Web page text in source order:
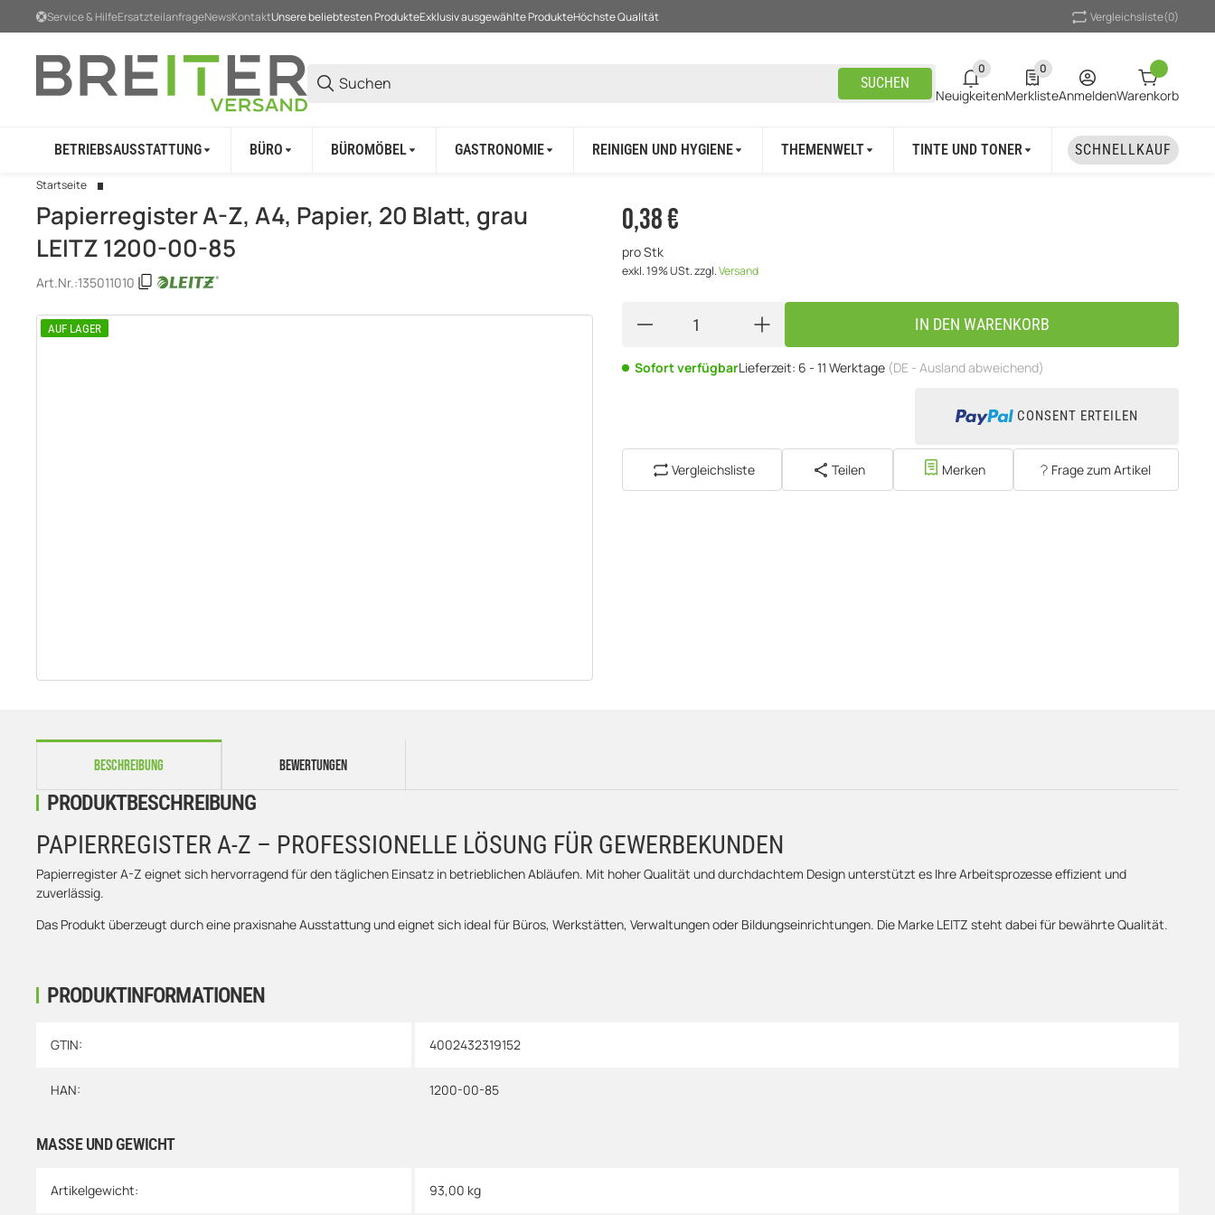
Service & HilfeErsatzteilanfrageNewsKontaktUnsere beliebtesten ProdukteExklusiv ausgewählte ProdukteHöchste Qualität Vergleichsliste(0)
SUCHEN
0
0 neue Notifizierungen
Neuigkeiten
0
0 Produkte in der Liste
MerklisteAnmeldenWarenkorb
BETRIEBSAUSSTATTUNG BÜRO BÜROMÖBEL GASTRONOMIE REINIGEN UND HYGIENE THEMENWELT TINTE UND TONER UNSER MARKEN
SCHNELLKAUF
Startseite
Papierregister A-Z, A4, Papier, 20 Blatt, grau
LEITZ 1200-00-85
Art.Nr.:135011010
AUF LAGER
0,38 €
pro Stk
exkl. 19% USt.zzgl.Versand
IN DEN WARENKORB
Sofort verfügbarLieferzeit: 6 - 11 Werktage (DE - Ausland abweichend)
CONSENT ERTEILEN
Vergleichsliste Teilen Merken Frage zum Artikel
BESCHREIBUNG BEWERTUNGEN
PRODUKTINFORMATIONEN
Produkteigenschaft
Wert
GTIN: 4002432319152
HAN: 1200-00-85
MASSE UND GEWICHT
Artikelgewicht: 93,00 kg
PRODUKTBESCHREIBUNG
PAPIERREGISTER A-Z – PROFESSIONELLE LÖSUNG FÜR GEWERBEKUNDEN
Papierregister A-Z eignet sich hervorragend für den täglichen Einsatz in betrieblichen Abläufen. Mit hoher Qualität und durchdachtem Design unterstützt es Ihre Arbeitsprozesse effizient und
zuverlässig.
Das Produkt überzeugt durch eine praxisnahe Ausstattung und eignet sich ideal für Büros, Werkstätten, Verwaltungen oder Bildungseinrichtungen. Die Marke LEITZ steht dabei für bewährte Qualität.